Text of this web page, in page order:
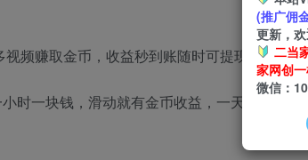
频赚取金币，收益秒到账随时可提现 。
时一块钱，滑动就有金币收益，一天收益在5-
(推广佣
更新，欢
二当
家网创
微信：